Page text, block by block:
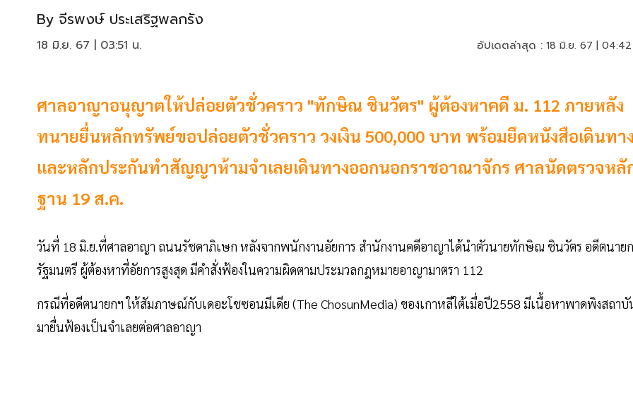
By จีรพงษ์ ประเสริฐพลกรัง
18 มิ.ย. 67 | 03:51 น. อัปเดตล่าสุด : 18 มิ.ย. 67 |
ศาลอาญาอนุญาตให้ปล่อยตัวชั่วคราว "ทักษิณ ชินวัตร" ผู้ต้องหาคดี ม. 112 ภายหลัง
ทนายยื่นหลักทรัพย์ขอปล่อยตัวชั่วคราว วงเงิน 500,000 บาท พร้อมยึดหนังสือเดินทา
และหลักประกันทำสัญญาห้ามจำเลยเดินทางออกนอกราชอาณาจักร ศาลนัดตรวจหลั
ฐาน 19 ส.ค.
วันที่ 18 มิ.ย.ที่ศาลอาญา ถนนรัชดาภิเษก หลังจากพนักงานอัยการ สำนักงานคดีอาญาได้นำตัวนายทักษิณ ชินวัตร อดีตนายก
รัฐมนตรี ผู้ต้องหาที่อัยการสูงสุด มีคำสั่งฟ้องในความผิดตามประมวลกฎหมายอาญามาตรา 112
กรณีที่อดีตนายกฯ ให้สัมภาษณ์กับเดอะโชซอนมีเดีย (The ChosunMedia) ของเกาหลีใต้เมื่อปี2558 มีเนื้อหาพาดพิงสถา
มายื่นฟ้องเป็นจำเลยต่อศาลอาญา